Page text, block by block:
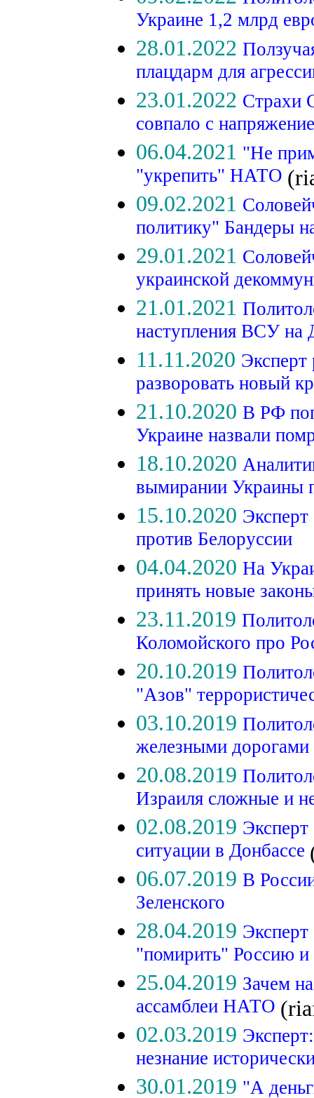
Украине 1,2 млрд
28.01.2022
плацдарм для
23.01.2022 Страхи
совпало с
06.04.2021 "Не
"укрепить" НАТО
09.02.2021
политику" Бандеры
29.01.2021
украинской
21.01.2021
наступления ВСУ на
11.11.2020 Эксперт
разворовать новый
21.10.2020 В РФ
Украине назвали
18.10.2020
вымирании Украины
15.10.2020
против Белоруссии
04.04.2020 На
принять новые
23.11.2019
Коломойского про
20.10.2019
"Азов"
03.10.2019
железными дорогами
20.08.2019
Израиля сложные и
02.08.2019 Эксперт
ситуации в Донбассе
06.07.2019 В
Зеленского
28.04.2019
"помирить"
25.04.2019 Зачем
ассамблеи НАТО
02.03.2019
незнание
30.01.2019 "А